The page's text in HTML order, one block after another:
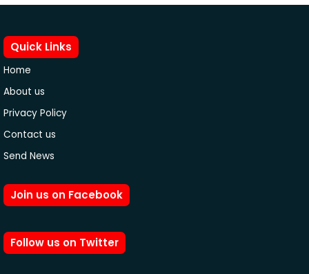
Quick Links
Home
About us
Privacy Policy
Contact us
Send News
Join us on Facebook
Follow us on Twitter